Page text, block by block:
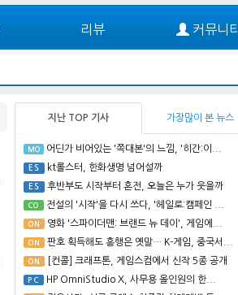
리뷰 커뮤니티
지난 TOP 기사 가장많이 본 뉴스
MO 어딘가 비어있는 '쪽대본'의 느낌, '히간:이...
ES kt롤스터, 한화생명 넘어설까
ES 후반부도 시작부터 혼전, 오늘은 누가 웃을까
CO 전설의 '시작'을 다시 쓰다, '헤일로:캠페인 ...
ON 영화 '스파이더맨: 브랜드 뉴 데이', 게임에...
ON 판호 획득해도 흥행은 옛말… K-게임, 중국서...
ON [컨콜] 크래프톤, 게임스컴에서 신작 5종 공개
PC HP OmniStudio X, 사무용 올인원의 한...